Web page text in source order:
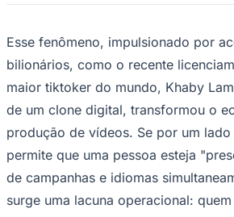
Corinthians
Esse fenômeno, impulsionado por
bilionários, como o recente
maior tiktoker do mundo, Khaby
de um clone digital, transformou o
produção de vídeos. Se por um
permite que uma pessoa esteja
de campanhas e idiomas
surge uma lacuna operacional: